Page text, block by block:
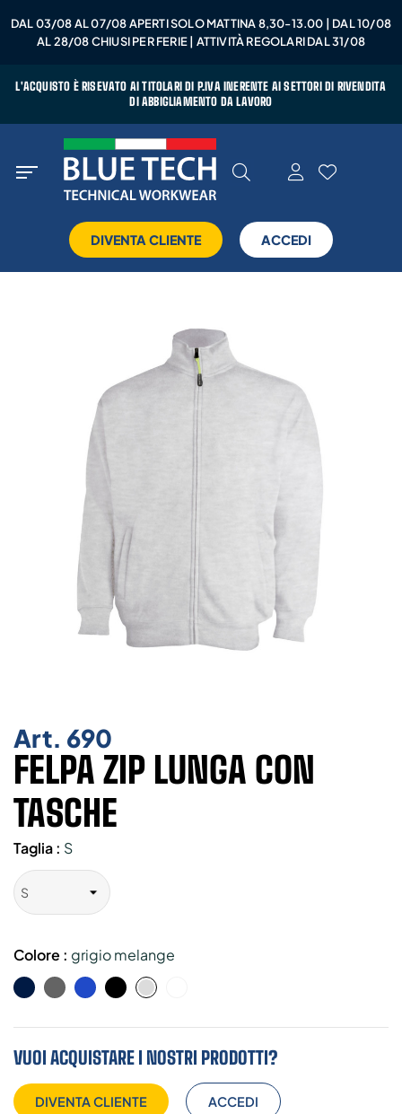
DAL 03/08 AL 07/08 APERTI SOLO MATTINA 8,30-13.00 | DAL 10/08
AL 28/08 CHIUSI PER FERIE | ATTIVITÀ REGOLARI DAL 31/08
L'ACQUISTO È RISEVATO AI TITOLARI DI P.IVA INERENTE AI SETTORI DI RIVENDITA
DI ABBIGLIAMENTO DA LAVORO
DIVENTA CLIENTE ACCEDI
Art. 690
FELPA ZIP LUNGA CON
TASCHE
Taglia : S
Colore : grigio melange
Bluegrigioroyalnerogrigio
VUOI ACQUISTARE I NOSTRI PRODOTTI?
DIVENTA CLIENTE ACCEDI